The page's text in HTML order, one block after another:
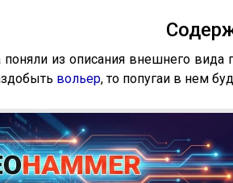
из описания внешнего вида
вольер, то попугаи в нем